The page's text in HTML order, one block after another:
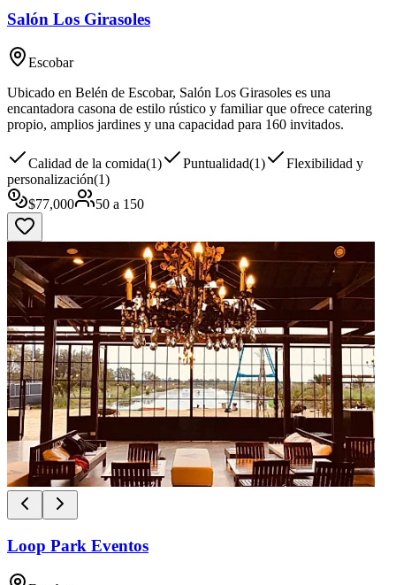
Salón Los Girasoles
Escobar
Ubicado en Belén de Escobar, Salón Los Girasoles es una
encantadora casona de estilo rústico y familiar que ofrece catering
propio, amplios jardines y una capacidad para 160 invitados.
Calidad de la comida(1) Puntualidad(1)
Flexibilidad y
personalización(1)
$77,000 50 a 150
Loop Park Eventos